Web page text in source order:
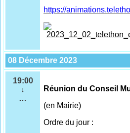
https://
08 Décembre 2023
19:00
↓
…
Réunion du Conseil
(en Mairie)
Ordre du jour :